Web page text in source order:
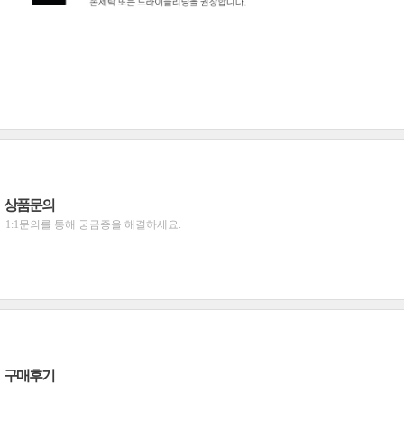
상품문의
1:1문의를 통해 궁금증을 해결하세요.
구매후기